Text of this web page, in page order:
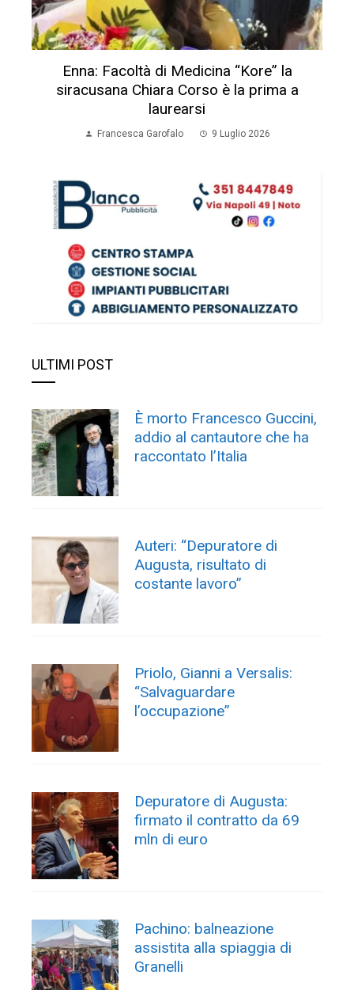
Enna: Facoltà di Medicina “Kore” la
siracusana Chiara Corso è la prima a
laurearsi
Francesca Garofalo 9 Luglio 2026
ULTIMI POST
È morto Francesco Guccini,
addio al cantautore che ha
raccontato l’Italia
Auteri: “Depuratore di
Augusta, risultato di
costante lavoro”
Priolo, Gianni a Versalis:
“Salvaguardare
l’occupazione”
Depuratore di Augusta:
firmato il contratto da 69
mln di euro
Pachino: balneazione
assistita alla spiaggia di
Granelli